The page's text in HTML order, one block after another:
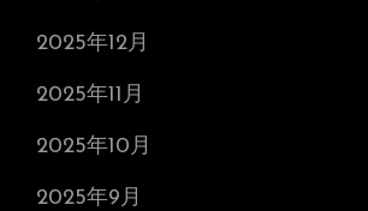
2025年12月
2025年11月
2025年10月
2025年9月